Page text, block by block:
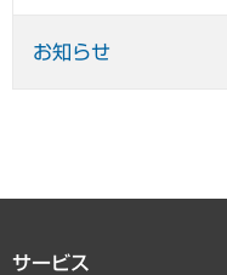
お知らせ
サービス